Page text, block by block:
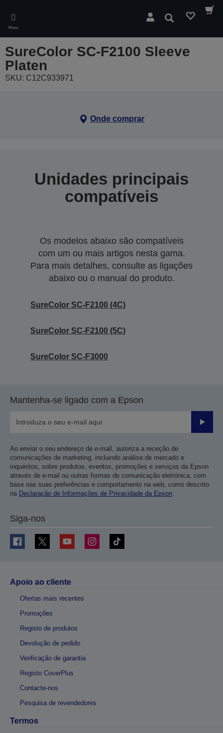
main
content
Menu
Pesquisar
SureColor SC-F2100 Sleeve
Platen
SKU: C12C933971
Onde comprar
Unidades principais
compatíveis
Os modelos abaixo são compatíveis
com um ou mais artigos nesta gama.
Para mais detalhes, consulte as ligações
abaixo ou o manual do produto.
SureColor SC-F2100 (4C)
SureColor SC-F2100 (5C)
SureColor SC-F3000
Mantenha-se ligado com a Epson
Enviar
Ao enviar o seu endereço de e-mail, autoriza a receção de
comunicações de marketing, incluindo análise de mercado e
inquéritos, sobre produtos, eventos, promoções e serviços da Epson
através de e-mail ou outras formas de comunicação eletrónica, com
base nas suas preferências e comportamento na web, como descrito
na Declaração de Informações de Privacidade da Epson.
Siga-nos
Apoio ao cliente
Ofertas mais recentes
Promoções
Registo de produtos
Devolução de pedido
Verificação de garantia
Registo CoverPlus
Contacte-nos
Pesquisa de revendedores
Termos